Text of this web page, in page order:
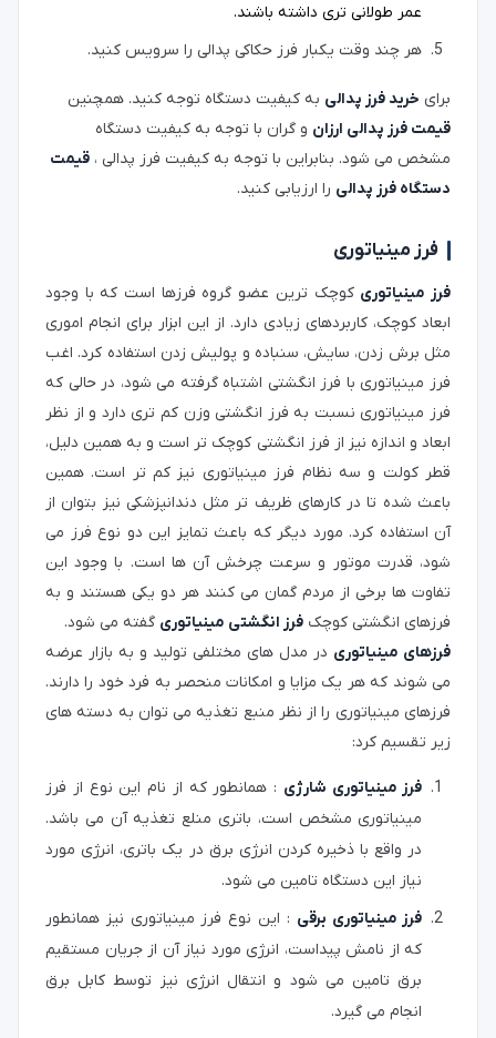
عمر طولانی تری داشته باشند.
هر چند وقت یکبار فرز حکاکی پدالی را سرویس کنید.
برای خرید فرز پدالی به کیفیت دستگاه توجه کنید. همچنین
قیمت فرز پدالی ارزان و گران با توجه به کیفیت دستگاه
مشخص می شود. بنابراین با توجه به کیفیت فرز پدالی ، قیمت
دستگاه فرز پدالی را ارزیابی کنید.
فرز مینیاتوری
فرز مینیاتوری کوچک ترین عضو گروه فرزها است که با وجود
ابعاد کوچک، کاربردهای زیادی دارد. از این ابزار برای انجام اموری
مثل برش زدن، سایش، سنباده و پولیش زدن استفاده کرد. اغب
فرز مینیاتوری با فرز انگشتی اشتباه گرفته می شود، در حالی که
فرز مینیاتوری نسبت به فرز انگشتی وزن کم تری دارد و از نظر
ابعاد و اندازه نیز از فرز انگشتی کوچک تر است و به همین دلیل،
قطر کولت و سه نظام فرز مینیاتوری نیز کم تر است. همین
باعث شده تا در کارهای ظریف تر مثل دندانپزشکی نیز بتوان از
آن استفاده کرد. مورد دیگر که باعث تمایز این دو نوع فرز می
شود، قدرت موتور و سرعت چرخش آن ها است. با وجود این
تفاوت ها برخی از مردم گمان می کنند هر دو یکی هستند و به
فرزهای انگشتی کوچک فرز انگشتی مینیاتوری گفته می شود.
فرزهای مینیاتوری در مدل های مختلفی تولید و به بازار عرضه
می شوند که هر یک مزایا و امکانات منحصر به فرد خود را دارند.
فرزهای مینیاتوری را از نظر منبع تغذیه می توان به دسته های
زیر تقسیم کرد:
فرز مینیاتوری شارژی : همانطور که از نام این نوع از فرز
مینیاتوری مشخص است، باتری منلع تغذیه آن می باشد.
در واقع با ذخیره کردن انرژی برق در یک باتری، انرژی مورد
نیاز این دستگاه تامین می شود.
فرز مینیاتوری برقی : این نوع فرز مینیاتوری نیز همانطور
که از نامش پیداست، انرژی مورد نیاز آن از جریان مستقیم
برق تامین می شود و انتقال انرژی نیز توسط کابل برق
انجام می گیرد.